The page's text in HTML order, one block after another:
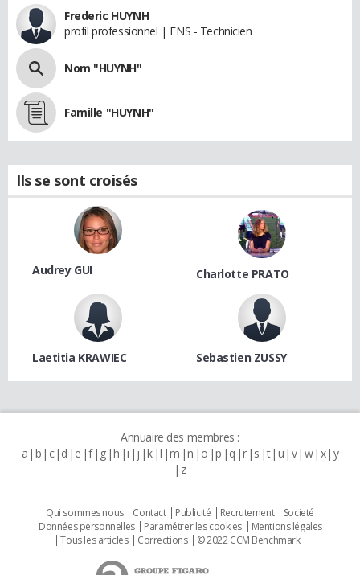
Frederic HUYNH
profil professionnel | ENS - Technicien
Nom "HUYNH"
Famille "HUYNH"
Ils se sont croisés
Audrey GUI Charlotte PRATO
Laetitia KRAWIEC Sebastien ZUSSY
Annuaire des membres :
a b c d e f g h i j k l m n o p q r s t u v w x y
z
Qui sommes nous Contact Publicité Recrutement
Societé
Données personnelles
Paramétrer les cookies
Mentions légales
Tous les articles
Corrections © 2022 CCM Benchmark